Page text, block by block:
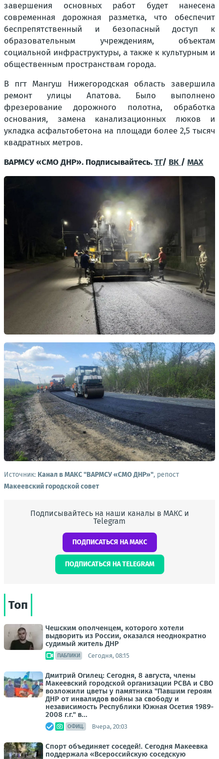
завершения основных работ будет нанесена
современная дорожная разметка, что обеспечит
беспрепятственный и безопасный доступ к
образовательным учреждениям, объектам
социальной инфраструктуры, а также к культурным и
общественным пространствам города.
В пгт Мангуш Нижегородская область завершила
ремонт улицы Апатова. Было выполнено
фрезерование дорожного полотна, обработка
основания, замена канализационных люков и
укладка асфальтобетона на площади более 2,5 тысяч
квадратных метров.
ВАРМСУ «СМО ДНР». Подписывайтесь.ТГ/ ВК / МАХ
Источник: Канал в МАКС "ВАРМСУ «СМО ДНР»", репост
Макеевский городской совет
Подписывайтесь на наши каналы в МАКС и
Telegram
ПОДПИСАТЬСЯ НА МАКС
ПОДПИСАТЬСЯ НА TELEGRAM
Топ
Чешским ополченцем, которого хотели
выдворить из России, оказался неоднократно
судимый житель ДНР
ПАБЛИКИ Сегодня, 08:15
Дмитрий Огилец: Сегодня, 8 августа, члены
Макеевский городской организации РСВА и СВО
возложили цветы у памятника "Павшим героям
ДНР от инвалидов войны за свободу и
независимость Республики Южная Осетия 1989-
2008 г.г." в...
ОФИЦ. Вчера, 20:03
Спорт объединяет соседей!. Сегодня Макеевка
поддержала «Всероссийскую соседскую